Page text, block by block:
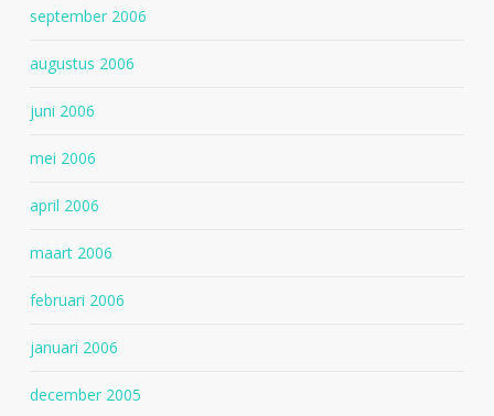
september 2006
augustus 2006
juni 2006
mei 2006
april 2006
maart 2006
februari 2006
januari 2006
december 2005